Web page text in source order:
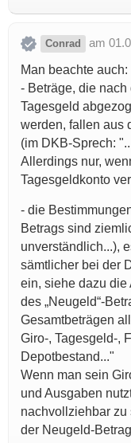
Conrad
am
Man beachte auch:
- Beträge, die
Tagesgeld
werden, fallen aus
(im DKB-Sprech:
Allerdings nur,
Tagesgeldkonto
- die
Betrags sind
unverständlich...),
sämtlicher bei der
ein, siehe dazu die
des „Neugeld“-
Gesamtbeträgen
Giro-, Tagesgeld-,
Depotbestand..."
Wenn man sein
und Ausgaben
nachvollziehbar
der Neugeld-